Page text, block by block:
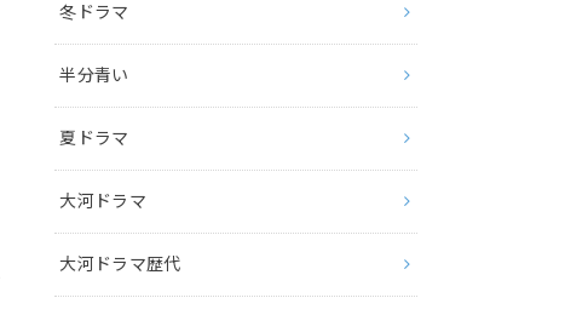
冬ドラマ
半分青い
夏ドラマ
大河ドラマ
大河ドラマ歴代